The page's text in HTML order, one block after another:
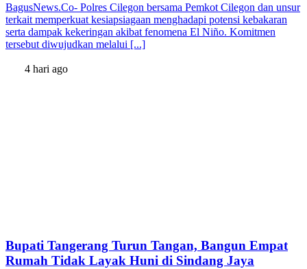
BagusNews.Co- Polres Cilegon bersama Pemkot Cilegon dan unsur
terkait memperkuat kesiapsiagaan menghadapi potensi kebakaran
serta dampak kekeringan akibat fenomena El Niño. Komitmen
tersebut diwujudkan melalui [...]
4 hari ago
Bupati Tangerang Turun Tangan, Bangun Empat
Rumah Tidak Layak Huni di Sindang Jaya